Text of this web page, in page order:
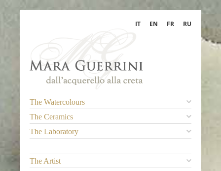
IT EN FR RU
The Watercolours
The Ceramics
The Laboratory
The Artist